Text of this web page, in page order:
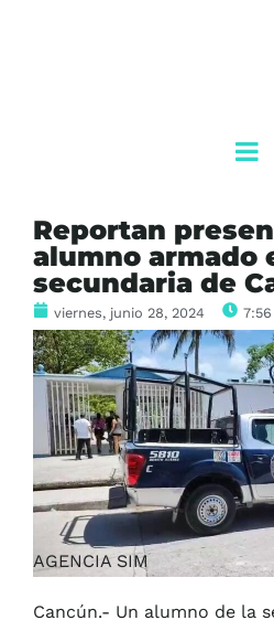
Reportan
alumno armado
secundaria de
viernes, junio 28, 2024
AGENCIA SIM
Cancún.- Un alumno de la